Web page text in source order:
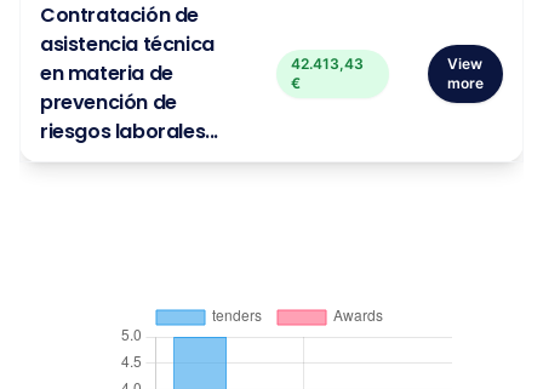
Contratación de
asistencia técnica
en materia de
prevención de
riesgos laborales...
42.413,43
€
View
more